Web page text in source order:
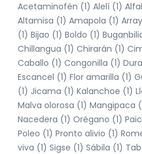
Acetaminofén (1) Alelí (1)
Altamisa (1) Amapola (1)
(1) Bijao (1) Boldo (1)
Chillangua (1) Chirarán (1)
Caballo (1) Congonilla (1)
Escancel (1) Flor amarilla (1)
(1) Jicama (1) Kalanchoe (1)
Malva olorosa (1) Mangipaca
Nacedera (1) Orégano (1)
Poleo (1) Pronto alivio (1)
viva (1) Sigse (1) Sábila (1)